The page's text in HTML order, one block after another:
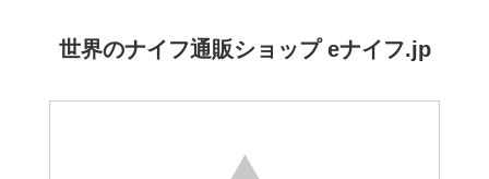
世界のナイフ通販ショップ eナイフ.jp